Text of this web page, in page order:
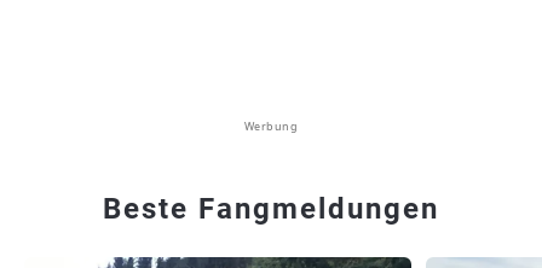
Werbung
Beste Fangmeldungen